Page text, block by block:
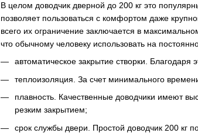
В целом доводчик дверной до 200 кг это
позволяет пользоваться с комфортом даже
всего их ограничение заключается в
что обычному человеку использовать на
автоматическое закрытие створки.
теплоизоляция. За счет минимального
плавность. Качественные доводчики имеют
резким закрытием;
срок службы двери. Простой доводчик 200 кг